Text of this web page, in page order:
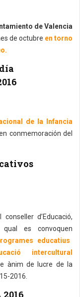
de Valencia
de octubre en torno
de la Infancia
conmemoración del
d’Educació,
es convoquen
educatius
intercultural
ànim de lucre de la
2016.